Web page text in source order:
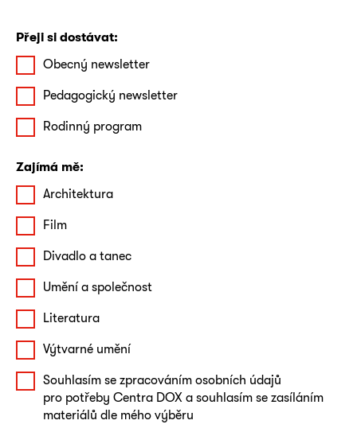
Přeji si dostávat:
Obecný newsletter
Pedagogický newsletter
Rodinný program
Zajímá mě:
Architektura
Film
Divadlo a tanec
Umění a společnost
Literatura
Výtvarné umění
Souhlasím se zpracováním osobních údajů
pro potřeby Centra DOX a souhlasím se zasíláním
materiálů dle mého výběru